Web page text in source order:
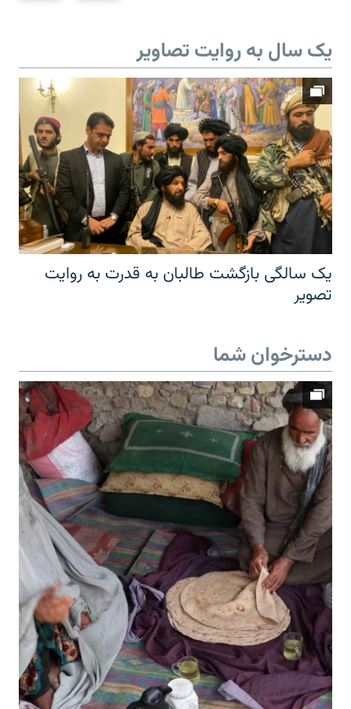
یک سال به روایت تصاویر
یک سالگی بازگشت طالبان به قدرت به روایت
تصویر
دسترخوان شما